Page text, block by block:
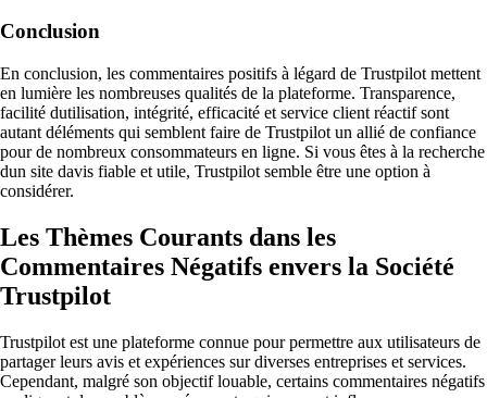
Conclusion
En conclusion, les commentaires positifs à légard de Trustpilot mettent
en lumière les nombreuses qualités de la plateforme. Transparence,
facilité dutilisation, intégrité, efficacité et service client réactif sont
autant déléments qui semblent faire de Trustpilot un allié de confiance
pour de nombreux consommateurs en ligne. Si vous êtes à la recherche
dun site davis fiable et utile, Trustpilot semble être une option à
considérer.
Les Thèmes Courants dans les
Commentaires Négatifs envers la Société
Trustpilot
Trustpilot est une plateforme connue pour permettre aux utilisateurs de
partager leurs avis et expériences sur diverses entreprises et services.
Cependant, malgré son objectif louable, certains commentaires négatifs